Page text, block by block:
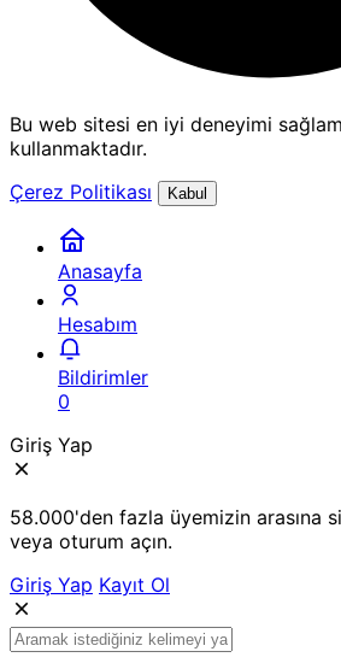
Bu web sitesi en iyi deneyimi
kullanmaktadır.
Çerez Politikası
Kabul
Anasayfa
Hesabım
Bildirimler
0
Giriş Yap
58.000'den fazla üyemizin arasına
veya oturum açın.
Giriş Yap Kayıt Ol